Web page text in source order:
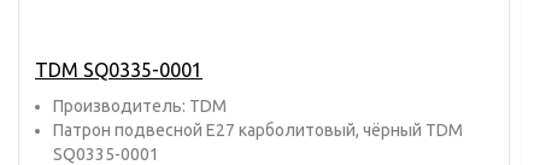
TDM SQ0335-0001
Прoизвoдитель: TDM
Патрон подвесной E27 карболитовый, чёрный TDM
SQ0335-0001